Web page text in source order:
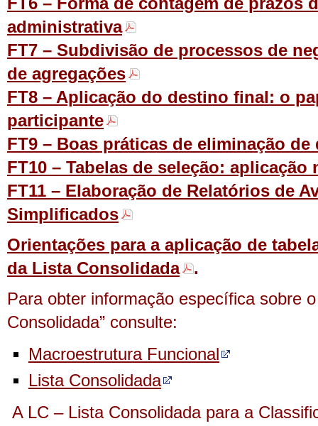
administrativa
FT7 – Subdivisão de processos de
de agregações
FT8 – Aplicação do destino final: o
participante
FT9 – Boas práticas de eliminação
FT10 – Tabelas de seleção: aplicação
FT11 – Elaboração de Relatórios de
Simplificados
Orientações para a aplicação de
da Lista Consolidada
.
Para obter informação específica sobre
Consolidada” consulte:
Macroestrutura Funcional
Lista Consolidada
A LC – Lista Consolidada para a